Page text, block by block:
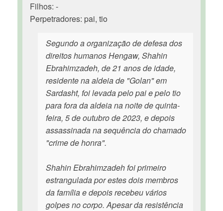
Filhos: -
Perpetradores: pai, tio
Segundo a organização de defesa dos
direitos humanos Hengaw, Shahin
Ebrahimzadeh, de 21 anos de idade,
residente na aldeia de "Golan" em
Sardasht, foi levada pelo pai e pelo tio
para fora da aldeia na noite de quinta-
feira, 5 de outubro de 2023, e depois
assassinada na sequência do chamado
"crime de honra".
Shahin Ebrahimzadeh foi primeiro
estrangulada por estes dois membros
da família e depois recebeu vários
golpes no corpo. Apesar da resistência